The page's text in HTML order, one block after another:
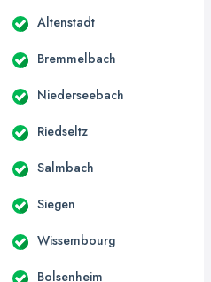
Altenstadt
Bremmelbach
Niederseebach
Riedseltz
Salmbach
Siegen
Wissembourg
Bolsenheim